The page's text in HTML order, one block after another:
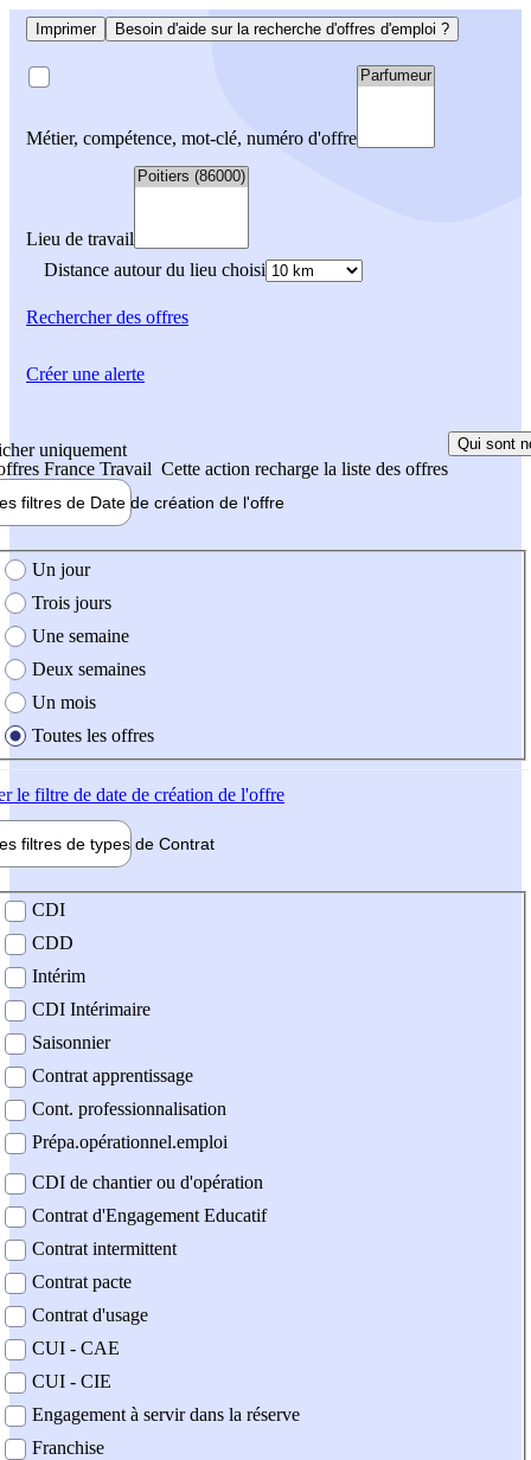
Imprimer Besoin d'aide sur la recherche d'offres d'emploi ?
Métier, compétence, mot-clé, numéro d'offre
Lieu de travail
Distance autour du lieu choisi
Rechercherdes offres
uniquement
France Travail Cette action recharge la liste des offres
Qui sont
filtres de Date de création de l'offre
création de l'offre
Un jour
Trois jours
Une semaine
Deux semaines
Un mois
Toutes les offres
le filtre de date de création de l'offre
filtres de types de Contrat
contrat
CDI
CDD
Intérim
CDI Intérimaire
Saisonnier
Contrat apprentissage
Cont. professionnalisation
Prépa.opérationnel.emploi
CDI de chantier ou d'opération
Contrat d'Engagement Educatif
Contrat intermittent
Contrat pacte
Contrat d'usage
CUI - CAE
CUI - CIE
Engagement à servir dans la réserve
Franchise
Créer une alerte